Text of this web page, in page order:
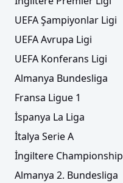
UEFA Şampiyonlar Ligi
UEFA Avrupa Ligi
UEFA Konferans Ligi
Almanya Bundesliga
Fransa Ligue 1
İspanya La Liga
İtalya Serie A
İngiltere Championship
Almanya 2. Bundesliga